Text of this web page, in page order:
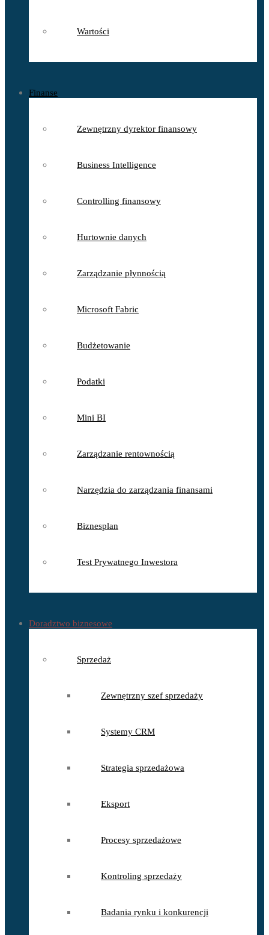
Wartości
Finanse
Zewnętrzny dyrektor finansowy
Business Intelligence
Controlling finansowy
Hurtownie danych
Zarządzanie płynnością
Microsoft Fabric
Budżetowanie
Podatki
Mini BI
Zarządzanie rentownością
Narzędzia do zarządzania finansami
Biznesplan
Test Prywatnego Inwestora
Doradztwo biznesowe
Sprzedaż
Zewnętrzny szef sprzedaży
Systemy CRM
Strategia sprzedażowa
Eksport
Procesy sprzedażowe
Kontroling sprzedaży
Badania rynku i konkurencji